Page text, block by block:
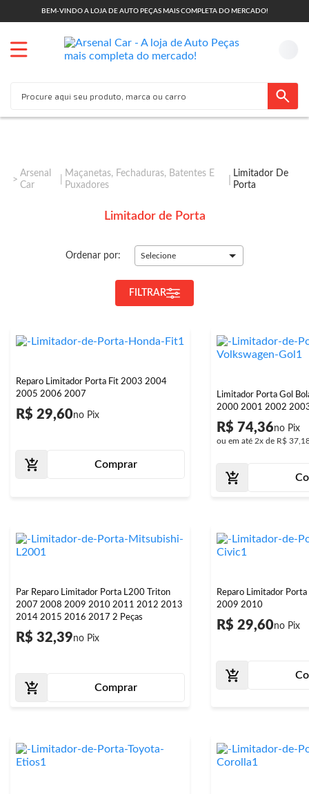
BEM-VINDO A LOJA DE AUTO PEÇAS MAIS COMPLETA DO MERCADO!
Arsenal
Car
Maçanetas, Fechaduras, Batentes E
Puxadores
Limitador De
Porta
Limitador de Porta
Ordenar por: Selecione
FILTRAR
Reparo Limitador Porta Fit 2003 2004
2005 2006 2007
R$ 29,60
Comprar
Limitador Porta Gol
2000 2001 2002
R$ 74,36
ou em até 2x de R$
Par Reparo Limitador Porta L200 Triton
2007 2008 2009 2010 2011 2012 2013
2014 2015 2016 2017 2 Peças
R$ 32,39
Comprar
Reparo Limitador
2009 2010
R$ 29,60